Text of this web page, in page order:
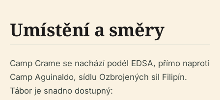
Umístění a směry
Camp Crame se nachází podél EDSA, přímo naproti
Camp Aguinaldo, sídlu Ozbrojených sil Filipín.
Tábor je snadno dostupný: